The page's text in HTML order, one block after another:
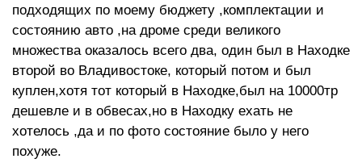
подходящих по моему бюджету ,комплектации и
состоянию авто ,на дроме среди великого
множества оказалось всего два, один был в Находке
второй во Владивостоке, который потом и был
куплен,хотя тот который в Находке,был на 10000тр
дешевле и в обвесах,но в Находку ехать не
хотелось ,да и по фото состояние было у него
похуже.